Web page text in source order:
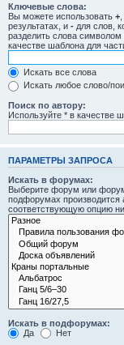
Ключевые слова:
Вы можете использовать +
результатах, и - для слов,
разделить слова символом
качестве шаблона для
Искать все слова
Искать любое слово/
Поиск по автору:
Используйте * в качестве
ПАРАМЕТРЫ ЗАПРОСА
Искать в форумах:
Выберите форум или
подфорумах производится
соответствующую опцию
Искать в подфорумах:
Да
Нет